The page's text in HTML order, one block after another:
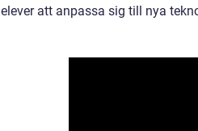
elever att anpassa sig till nya